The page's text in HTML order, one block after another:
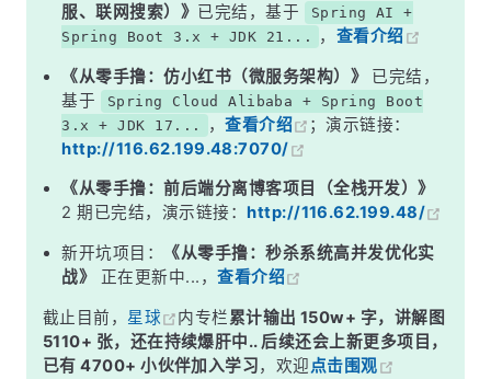
三、Java 的解决方案：单继承 + 多接口实现
五、Java 不支持多继承的其他原因
面试高频追问
记忆口诀
总结
服、联网搜索）》 已完结，基于
Spring AI +
Spring Boot 3.x + JDK 21...
， 查看介绍
《从零手撸：仿小红书（微服务架构）》
已完结，
基于
Spring Cloud Alibaba + Spring Boot
3.x + JDK 17...
，查看介绍
；演示链接：
http://116.62.199.48:7070/
《从零手撸：前后端分离博客项目（全栈开发）》
2 期已完结，演示链接： http://116.62.199.48/
新开坑项目：
《从零手撸：秒杀系统高并发优化实
战》
正在更新中...，查看介绍
截止目前， 星球 内专栏累计输出 150w+ 字，讲解图
5110+ 张，还在持续爆肝中.. 后续还会上新更多项目，
已有 4700+ 小伙伴加入学习，欢迎点击围观